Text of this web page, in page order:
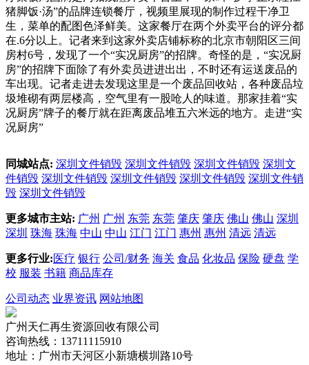
猪脚饭·汤”的品牌连锁餐厅，视频里展现的制作过程干净卫
生，菜单的配图色泽鲜美。这家餐厅在两个外卖平台的评分都
在.6分以上。记者来到这家外卖店铺标称的北京市朝阳区三间
房村6号，发现了一个“实况厨房”的招牌。奇怪的是，“实况厨
房”的招牌下面除了有外卖员进进出出，不时还有运送废品的
车出现。记者走进去发现这里是一个废品回收站，各种废品垃
圾堆砌有两层楼高，空气里有一股呛人的味道。那家挂着“实
况厨房”牌子的餐厅就在距离废品堆五六米远的地方。走进“实
况厨房”
同城站点: 深圳文件销毁 深圳文件销毁 深圳文件销毁 深圳文
件销毁 深圳文件销毁 深圳文件销毁 深圳文件销毁 深圳文件销
毁 深圳文件销毁
更多城市主站: 广州 广州 东莞 东莞 肇庆 肇庆 佛山 佛山 深圳
深圳 珠海 珠海 中山 中山 江门 江门 惠州 惠州 清远 清远
更多行业: 医疗 银行 公司/财务 海关 食品 化妆品 保险 硬盘 学
校 服装 书籍 商品库存
公司动态 业界资讯 网站地图
广州天仁再生资源回收有限公司
咨询热线：13711115910
地址：广州市天河区小新塘横圳路10号